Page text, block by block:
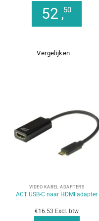
52 ,50
Vergelijken
VIDEO KABEL ADAPTERS
ACT USB-C naar HDMI adapter
€16.53 Excl. btw